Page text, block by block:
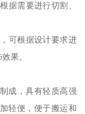
据需要进行切割、
可根据设计要求进
果。
成，具有轻质高强
轻便，便于搬运和